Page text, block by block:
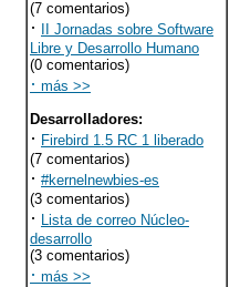
(7 comentarios)
·
II Jornadas sobre Software
Libre y Desarrollo Humano
(0 comentarios)
· más >>
Desarrolladores:
· Firebird 1.5 RC 1 liberado
(7 comentarios)
· #kernelnewbies-es
(3 comentarios)
· Lista de correo Núcleo-
desarrollo
(3 comentarios)
· más >>